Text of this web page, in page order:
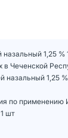
назальный 1,25
в Чеченской
назальный 1,25
по применению
шт